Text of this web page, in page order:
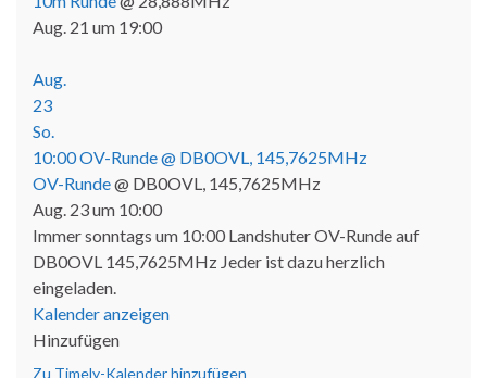
Aug. 21 um 19:00
Aug.
23
So.
10:00OV-Runde@ DB0OVL, 145,7625MHz
OV-Runde@ DB0OVL, 145,7625MHz
Aug. 23 um 10:00
Immer sonntags um 10:00 Landshuter OV-Runde auf
DB0OVL 145,7625MHz Jeder ist dazu herzlich
eingeladen.
Kalender anzeigen
Hinzufügen
Zu Timely-Kalender hinzufügen